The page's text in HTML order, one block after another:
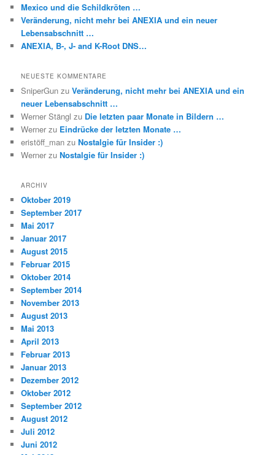
Mexico und die Schildkröten …
Veränderung, nicht mehr bei ANEXIA und ein neuer
Lebensabschnitt …
ANEXIA, B-, J- and K-Root DNS…
NEUESTE KOMMENTARE
SniperGun zuVeränderung, nicht mehr bei ANEXIA und ein
neuer Lebensabschnitt …
Werner Stängl zu Die letzten paar Monate in Bildern …
Werner zu Eindrücke der letzten Monate …
eristöff_man zuNostalgie für Insider :)
Werner zuNostalgie für Insider :)
ARCHIV
Oktober 2019
September 2017
Mai 2017
Januar 2017
August 2015
Februar 2015
Oktober 2014
September 2014
November 2013
August 2013
Mai 2013
April 2013
Februar 2013
Januar 2013
Dezember 2012
Oktober 2012
September 2012
August 2012
Juli 2012
Juni 2012